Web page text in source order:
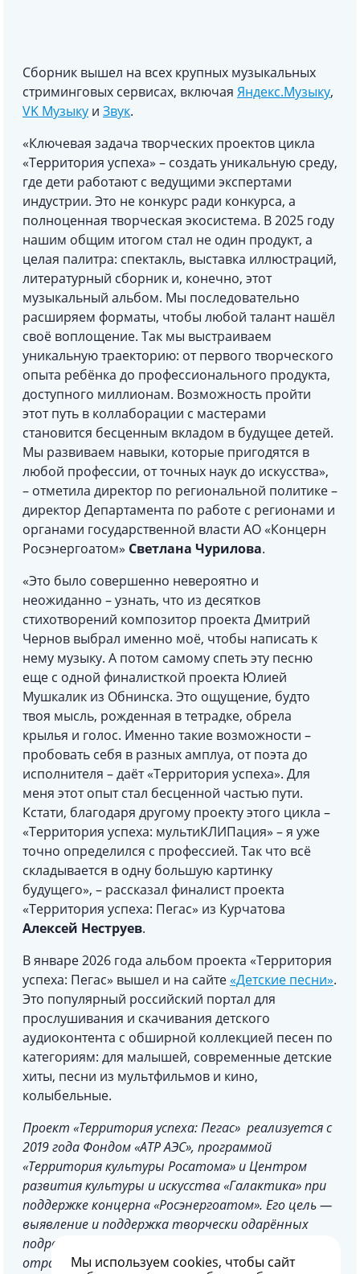
Сборник вышел на всех крупных музыкальных
стриминговых сервисах, включая Яндекс.Музыку,
VK Музыку и Звук.
«Ключевая задача творческих проектов цикла
«Территория успеха» – создать уникальную среду,
где дети работают с ведущими экспертами
индустрии. Это не конкурс ради конкурса, а
полноценная творческая экосистема. В 2025 году
нашим общим итогом стал не один продукт, а
целая палитра: спектакль, выставка иллюстраций,
литературный сборник и, конечно, этот
музыкальный альбом. Мы последовательно
расширяем форматы, чтобы любой талант нашёл
своё воплощение. Так мы выстраиваем
уникальную траекторию: от первого творческого
опыта ребёнка до профессионального продукта,
доступного миллионам. Возможность пройти
этот путь в коллаборации с мастерами
становится бесценным вкладом в будущее детей.
Мы развиваем навыки, которые пригодятся в
любой профессии, от точных наук до искусства»,
– отметила директор по региональной политике –
директор Департамента по работе с регионами и
органами государственной власти АО «Концерн
Росэнергоатом» Светлана Чурилова.
«Это было совершенно невероятно и
неожиданно – узнать, что из десятков
стихотворений композитор проекта Дмитрий
Чернов выбрал именно моё, чтобы написать к
нему музыку. А потом самому спеть эту песню
еще с одной финалисткой проекта Юлией
Мушкалик из Обнинска. Это ощущение, будто
твоя мысль, рожденная в тетрадке, обрела
крылья и голос. Именно такие возможности –
пробовать себя в разных амплуа, от поэта до
исполнителя – даёт «Территория успеха». Для
меня этот опыт стал бесценной частью пути.
Кстати, благодаря другому проекту этого цикла –
«Территория успеха: мультиКЛИПация» – я уже
точно определился с профессией. Так что всё
складывается в одну большую картинку
будущего», – рассказал финалист проекта
«Территория успеха: Пегас» из Курчатова
Алексей Неструев.
В январе 2026 года альбом проекта «Территория
успеха: Пегас» вышел и на сайте«Детские песни».
Это популярный российский портал для
прослушивания и скачивания детского
аудиоконтента с обширной коллекцией песен по
категориям: для малышей, современные детские
хиты, песни из мультфильмов и кино,
колыбельные.
Проект «Территория успеха: Пегас» реализуется с
2019 года Фондом «АТР АЭС», программой
«Территория культуры Росатома» и Центром
развития культуры и искусства «Галактика» при
поддержке концерна «Росэнергоатом». Его цель —
выявление и поддержка творчески одарённых
подростков из городов присутствия атомной
отрасли и городов-побратимов.
Мы используем cookies, чтобы сайт